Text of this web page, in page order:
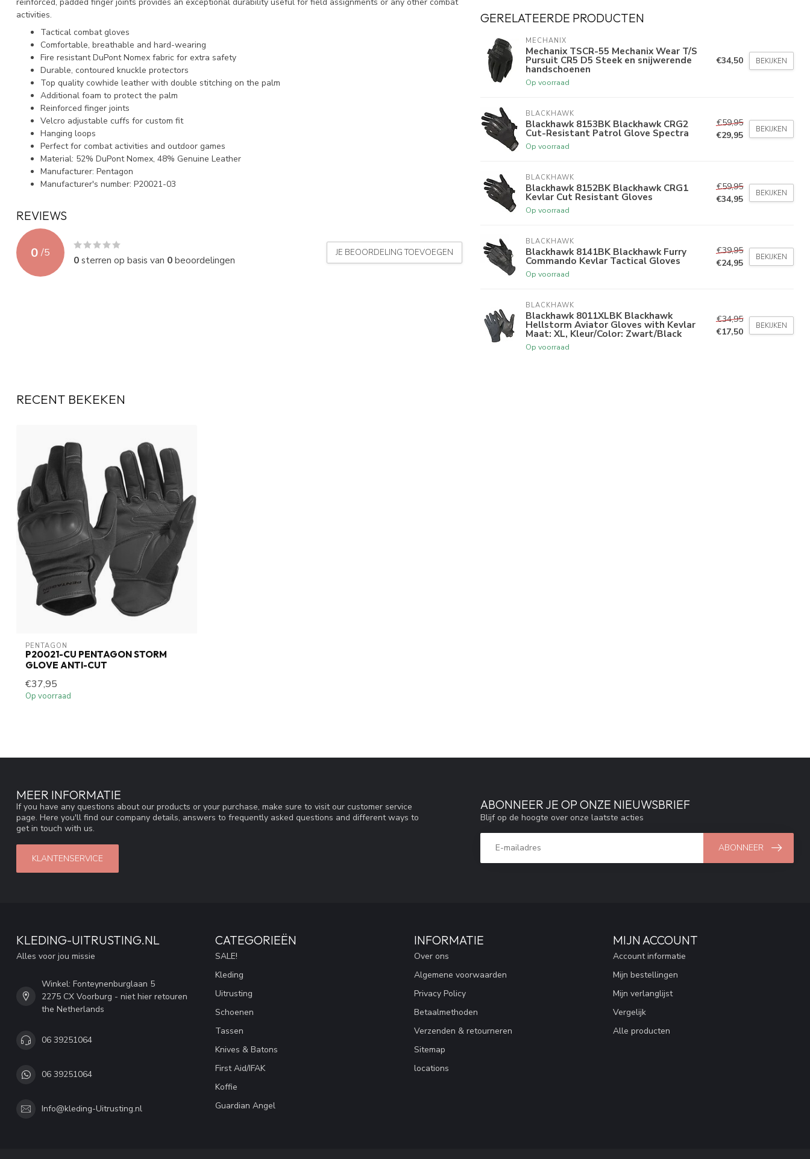
activities.
Tactical combat gloves
Comfortable, breathable and hard-wearing
Fire resistant DuPont Nomex fabric for extra safety
Durable, contoured knuckle protectors
Top quality cowhide leather with double stitching on the palm
Additional foam to protect the palm
Reinforced finger joints
Velcro adjustable cuffs for custom fit
Hanging loops
Perfect for combat activities and outdoor games
Material: 52% DuPont Nomex, 48% Genuine Leather
Manufacturer: Pentagon
Manufacturer's number: P20021-03
REVIEWS
0 /5
0sterren op basis van 0beoordelingen
JE BEOORDELING TOEVOEGEN
GERELATEERDE PRODUCTEN
MECHANIX
Mechanix TSCR-55 Mechanix Wear T/S
Pursuit CR5 D5 Steek en snijwerende
handschoenen
Op voorraad
€34,50 BEKIJKEN
BLACKHAWK
Blackhawk 8153BK Blackhawk CRG2
Cut-Resistant Patrol Glove Spectra
Op voorraad
€59,95
€29,95
BEKIJKEN
BLACKHAWK
Blackhawk 8152BK Blackhawk CRG1
Kevlar Cut Resistant Gloves
Op voorraad
€59,95
€34,95
BEKIJKEN
BLACKHAWK
Blackhawk 8141BK Blackhawk Furry
Commando Kevlar Tactical Gloves
Op voorraad
€39,95
€24,95
BEKIJKEN
BLACKHAWK
Blackhawk 8011XLBK Blackhawk
Hellstorm Aviator Gloves with Kevlar
Maat: XL, Kleur/Color: Zwart/Black
Op voorraad
€34,95
€17,50
BEKIJKEN
RECENT BEKEKEN
PENTAGON
P20021-CU PENTAGON STORM
GLOVE ANTI-CUT
€37,95
Op voorraad
MEER INFORMATIE
If you have any questions about our products or your purchase, make sure to visit our customer service
page. Here you'll find our company details, answers to frequently asked questions and different ways to
get in touch with us.
KLANTENSERVICE
ABONNEER JE OP ONZE NIEUWSBRIEF
Blijf op de hoogte over onze laatste acties
ABONNEER
KLEDING-UITRUSTING.NL
Alles voor jou missie
Winkel: Fonteynenburglaan 5
2275 CX Voorburg - niet hier retouren
the Netherlands
06 39251064
06 39251064
Info@kleding-Uitrusting.nl
CATEGORIEËN
SALE!
Kleding
Uitrusting
Schoenen
Tassen
Knives & Batons
First Aid/IFAK
Koffie
Guardian Angel
INFORMATIE
Over ons
Algemene voorwaarden
Privacy Policy
Betaalmethoden
Verzenden & retourneren
Sitemap
locations
MIJN ACCOUNT
Account informatie
Mijn bestellingen
Mijn verlanglijst
Vergelijk
Alle producten